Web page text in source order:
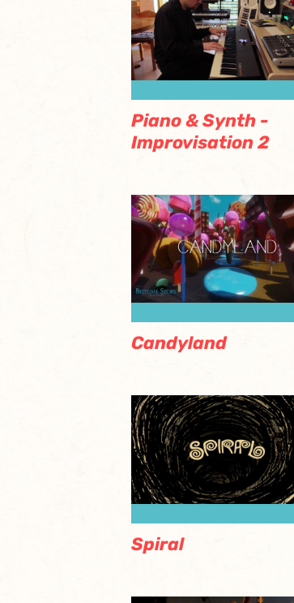
Piano & Synth -
Improvisation 2
Candyland
Spiral